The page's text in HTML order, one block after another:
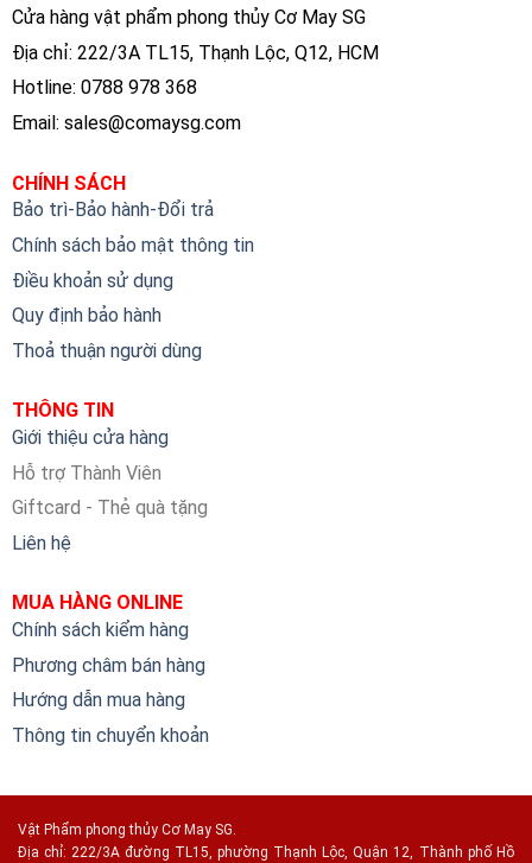
Cửa hàng vật phẩm phong thủy Cơ May SG
Địa chỉ: 222/3A TL15, Thạnh Lộc, Q12, HCM
Hotline: 0788 978 368
Email: sales@comaysg.com
CHÍNH SÁCH
Bảo trì-Bảo hành-Đổi trả
Chính sách bảo mật thông tin
Điều khoản sử dụng
Quy định bảo hành
Thoả thuận người dùng
THÔNG TIN
Giới thiệu cửa hàng
Hỗ trợ Thành Viên
Giftcard - Thẻ quà tặng
Liên hệ
MUA HÀNG ONLINE
Chính sách kiểm hàng
Phương châm bán hàng
Hướng dẫn mua hàng
Thông tin chuyển khoản
Vật Phẩm phong thủy Cơ May SG.
Địa chỉ: 222/3A đường TL15, phường Thạnh Lộc, Quận 12, Thành phố Hồ